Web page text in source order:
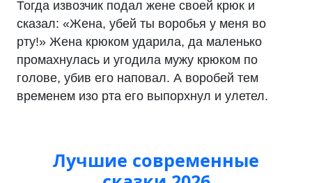
Тогда извозчик подал жене своей крюк и
сказал: «Жена, убей ты воробья у меня во
рту!» Жена крюком ударила, да маленько
промахнулась и угодила мужу крюком по
голове, убив его наповал. А воробей тем
временем изо рта его выпорхнул и улетел.
Лучшие современные